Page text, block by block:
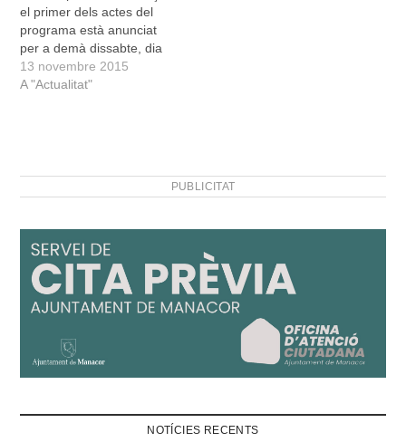
el primer dels actes del
programa està anunciat
per a demà dissabte, dia
14 de novembre, però no
serà fins dia 20 que
13 novembre 2015
A "Actualitat"
PUBLICITAT
NOTÍCIES RECENTS